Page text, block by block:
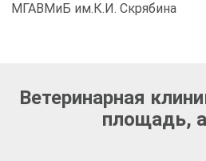
МГАВМиБ им.К.И. Скрябина
Ветеринарная
площадь,